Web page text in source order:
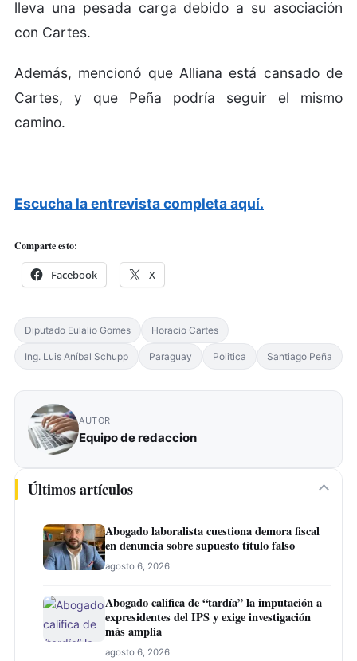
lleva una pesada carga debido a su asociación
con Cartes.
Además, mencionó que Alliana está cansado de
Cartes, y que Peña podría seguir el mismo
camino.
Escucha la entrevista completa aquí.
Comparte esto:
Facebook X
Diputado Eulalio Gomes Horacio Cartes
Ing. Luis Aníbal Schupp Paraguay Politica Santiago Peña
AUTOR
Equipo de redaccion
Últimos artículos
Abogado laboralista cuestiona demora fiscal
en denuncia sobre supuesto título falso
agosto 6, 2026
Abogado califica de “tardía” la imputación a
expresidentes del IPS y exige investigación
más amplia
agosto 6, 2026